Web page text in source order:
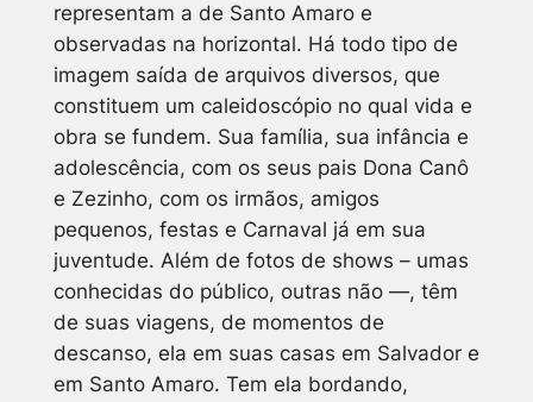
representam a de Santo Amaro e
observadas na horizontal. Há todo tipo de
imagem saída de arquivos diversos, que
constituem um caleidoscópio no qual vida e
obra se fundem. Sua família, sua infância e
adolescência, com os seus pais Dona Canô
e Zezinho, com os irmãos, amigos
pequenos, festas e Carnaval já em sua
juventude. Além de fotos de shows – umas
conhecidas do público, outras não —, têm
de suas viagens, de momentos de
descanso, ela em suas casas em Salvador e
em Santo Amaro. Tem ela bordando,